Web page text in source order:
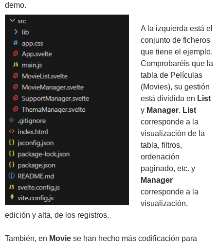
import tailwindcss from
tailwindcss()
demo.
A la izquierda está el
conjunto de ficheros
que tiene el ejemplo.
Comprobaréis que la
tabla de Películas
(Movies), su gestión
está dividida en List
y Manager. List
corresponde a la
visualización de la
tabla, filtros,
ordenación
paginado, etc. y
Manager
corresponde a la
visualización,
edición y alta, de los registros.
También, en Movie se han hecho más codificación para